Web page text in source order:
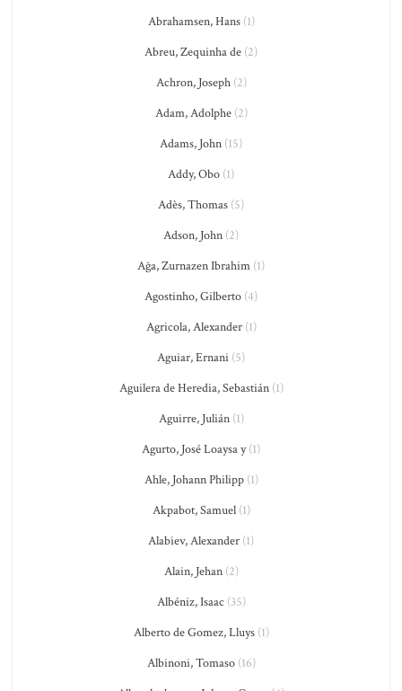
Abrahamsen, Hans(1)
Abreu, Zequinha de (2)
Achron, Joseph(2)
Adam, Adolphe(2)
Adams, John (15)
Addy, Obo (1)
Adès, Thomas (5)
Adson, John (2)
Ağa, Zurnazen Ibrahim (1)
Agostinho, Gilberto (4)
Agricola, Alexander(1)
Aguiar, Ernani (5)
Aguilera de Heredia, Sebastián(1)
Aguirre, Julián(1)
Agurto, José Loaysa y(1)
Ahle, Johann Philipp(1)
Akpabot, Samuel(1)
Alabiev, Alexander (1)
Alain, Jehan(2)
Albéniz, Isaac (35)
Alberto de Gomez, Lluys(1)
Albinoni, Tomaso(16)